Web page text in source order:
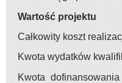
Wartość projektu
Całkowity koszt
Kwota wydatków
Kwota